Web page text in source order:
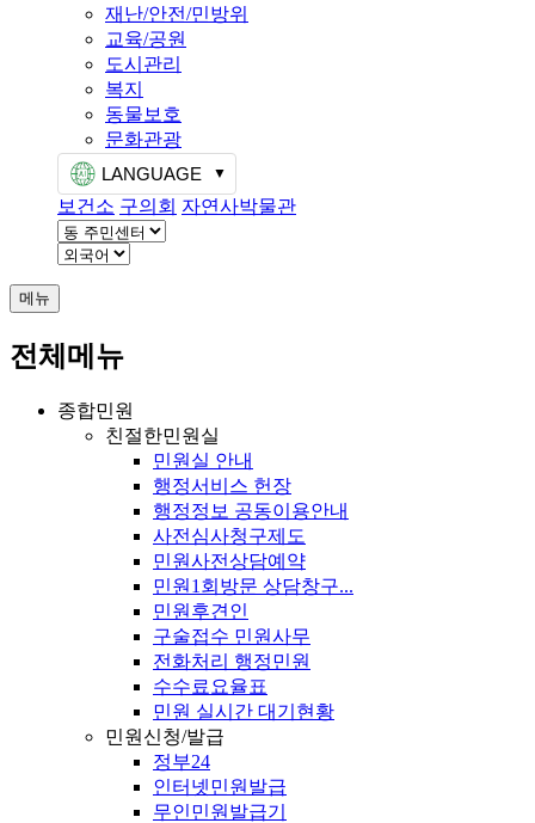
재난/안전/민방위
교육/공원
도시관리
복지
동물보호
문화관광
LANGUAGE
보건소 구의회 자연사박물관
메뉴
전체메뉴
종합민원
친절한민원실
민원실 안내
행정서비스 헌장
행정정보 공동이용안내
사전심사청구제도
민원사전상담예약
민원1회방문 상담창구...
민원후견인
구술접수 민원사무
전화처리 행정민원
수수료요율표
민원 실시간 대기현황
민원신청/발급
정부24
인터넷민원발급
무인민원발급기